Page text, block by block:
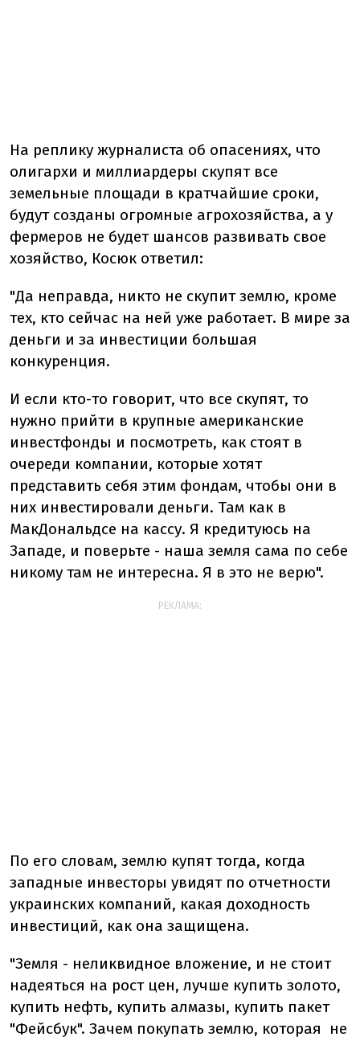
На реплику журналиста об опасениях, что
олигархи и миллиардеры скупят все
земельные площади в кратчайшие сроки,
будут созданы огромные агрохозяйства, а у
фермеров не будет шансов развивать свое
хозяйство, Косюк ответил:
"Да неправда, никто не скупит землю, кроме
тех, кто сейчас на ней уже работает. В мире за
деньги и за инвестиции большая
конкуренция.
И если кто-то говорит, что все скупят, то
нужно прийти в крупные американские
инвестфонды и посмотреть, как стоят в
очереди компании, которые хотят
представить себя этим фондам, чтобы они в
них инвестировали деньги. Там как в
МакДональдсе на кассу. Я кредитуюсь на
Западе, и поверьте - наша земля сама по себе
никому там не интересна. Я в это не верю".
РЕКЛАМА:
По его словам, землю купят тогда, когда
западные инвесторы увидят по отчетности
украинских компаний, какая доходность
инвестиций, как она защищена.
"Земля - ​​неликвидное вложение, и не стоит
надеяться на рост цен, лучше купить золото,
купить нефть, купить алмазы, купить пакет
"Фейсбук". Зачем покупать землю, которая не